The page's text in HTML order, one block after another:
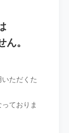
。
ただくた
ておりま